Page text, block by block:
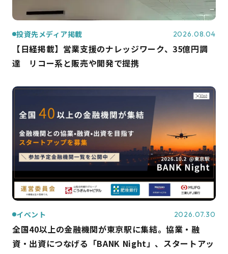
投資先メディア掲載 2026.08.04
【日経掲載】営業支援のナレッジワーク、35億円調
達 リコー系と販売や開発で提携
イベント 2026.07.30
全国40以上の金融機関が東京駅に集結。協業・融
資・出資につなげる「BANK Night」、スタートアッ